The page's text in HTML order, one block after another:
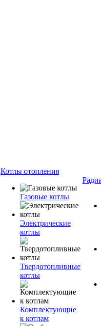
Котлы отопления
Газовые котлы
Электрические
котлы
Твердотопливные
котлы
Комплектующие
к котлам